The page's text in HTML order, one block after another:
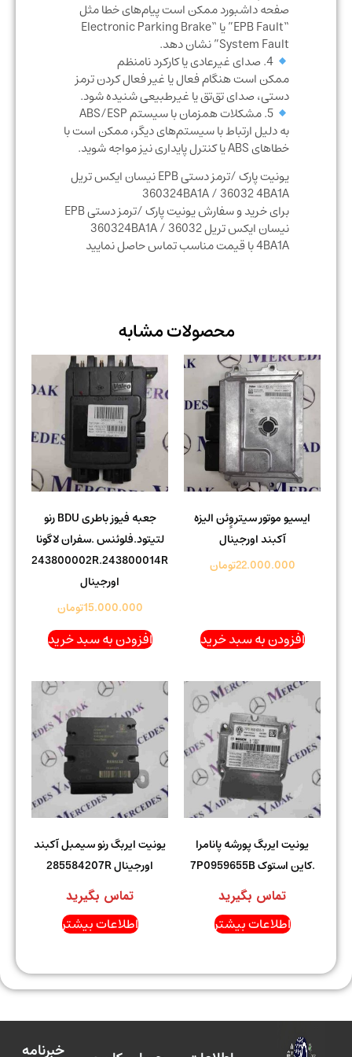
صفحه داشبورد ممکن است پیام‌های خطا مثل
“EPB Fault” یا “Electronic Parking Brake
System Fault” نشان دهد.
ممکن است هنگام فعال یا غیر فعال کردن ترمز
دستی، صدای تق‌تق یا غیرطبیعی شنیده شود.
به دلیل ارتباط با سیستم‌های دیگر، ممکن است با
خطاهای ABS یا کنترل پایداری نیز مواجه شوید.
یونیت پارک /ترمز دستی EPB نیسان ایکس تریل
360324BA1A / 36032 4BA1A
برای خرید و سفارش یونیت پارک /ترمز دستی EPB
نیسان ایکس تریل 360324BA1A / 36032
4BA1A با قیمت مناسب تماس حاصل نمایید
محصولات مشابه
ایسیو موتور سیتروِِئن الیزه
آکبند اورجینال
22.000.000تومان
افزودن به سبد خرید
جعبه فیوز باطری BDU رنو
لتیتود.فلوئنس .سفران لاگونا
243800002R.243800014R
اورجینال
15.000.000تومان
افزودن به سبد خرید
یونیت ایربگ پورشه پانامرا
.کاین استوک 7P0959655B
تماس بگیرید
اطلاعات بیشتر
یونیت ایربگ رنو سیمبل آکبند
اورجینال 285584207R
تماس بگیرید
اطلاعات بیشتر
خبرنامه